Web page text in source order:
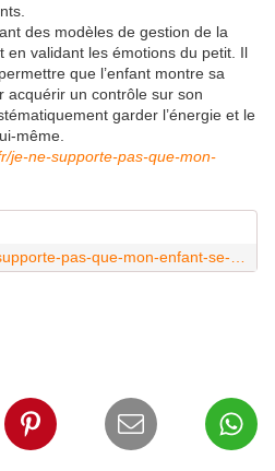
des modèles de gestion de la
en validant les émotions du petit. Il
que l’enfant montre sa
acquérir un contrôle sur son
garder l’énergie et le
même.
je-ne-supporte-pas-que-mon-